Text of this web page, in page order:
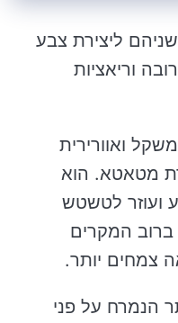
ליצירת צבע
וריאציות
ואוורירית
מטאטא. הוא
ועוזר לטשטש
המקרים
צמחים יותר.
הנמרח על פני